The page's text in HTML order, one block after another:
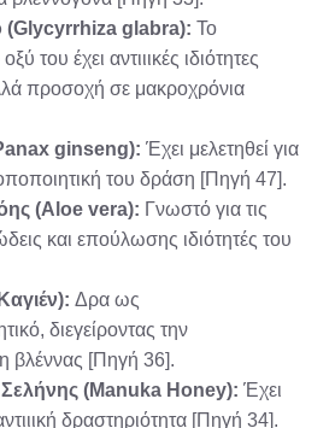
(Glycyrrhiza glabra): Το
του έχει αντιιικές ιδιότητες
προσοχή σε μακροχρόνια
ginseng): Έχει μελετηθεί για
του δράση [Πηγή 47].
(Aloe vera): Γνωστό για τις
και επούλωσης ιδιότητές του
Δρα ως
διεγείροντας την
βλέννας [Πηγή 36].
Σελήνης (Manuka Honey): Έχει
αντιιική δραστηριότητα [Πηγή 34].